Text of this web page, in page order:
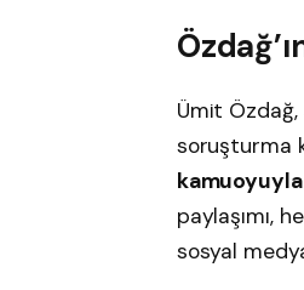
Ümit
soruşturma
kamuoyuyla
paylaşımı,
sosyal